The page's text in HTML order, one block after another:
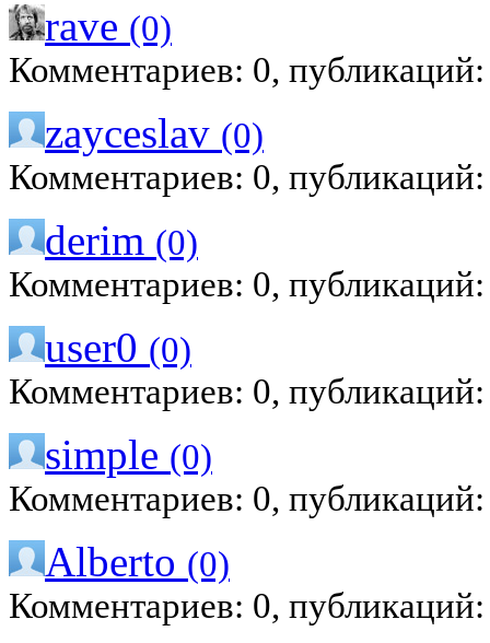
rave (0)
Комментариев: 0,
zayceslav (0)
Комментариев: 0,
derim (0)
Комментариев: 0,
user0 (0)
Комментариев: 0,
simple (0)
Комментариев: 0,
Alberto (0)
Комментариев: 0,